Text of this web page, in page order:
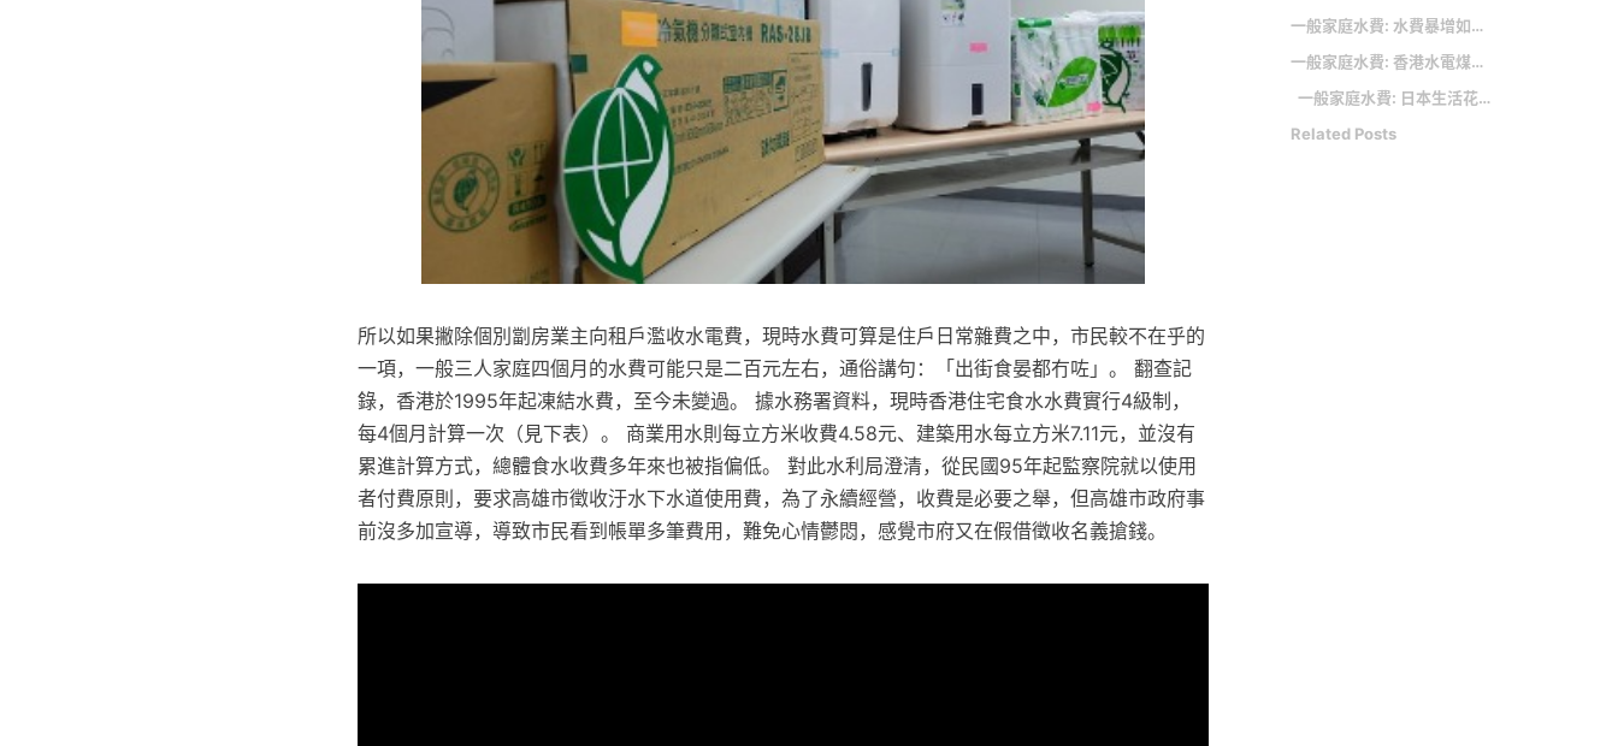
所以如果撇除個別劏房業主向租戶濫收水電費，現時水費可算是住戶日常雜費之中，市民較不在乎的
一項，一般三人家庭四個月的水費可能只是二百元左右，通俗講句：「出街食晏都冇咗」。 翻查記
錄，香港於1995年起凍結水費，至今未變過。 據水務署資料，現時香港住宅食水水費實行4級制，
每4個月計算一次（見下表）。 商業用水則每立方米收費4.58元、建築用水每立方米7.11元，並沒有
累進計算方式，總體食水收費多年來也被指偏低。 對此水利局澄清，從民國95年起監察院就以使用
者付費原則，要求高雄市徵收汙水下水道使用費，為了永續經營，收費是必要之舉，但高雄市政府事
前沒多加宣導，導致市民看到帳單多筆費用，難免心情鬱悶，感覺市府又在假借徵收名義搶錢。
一般家庭水費: 水費暴增如何自己抓漏？檢查這幾個地方就對了！
一般家庭水費: 香港水電煤收費如何？又是一筆每月大開銷？！
一般家庭水費: 日本生活花多少？每月基本開銷大剖析
Related Posts